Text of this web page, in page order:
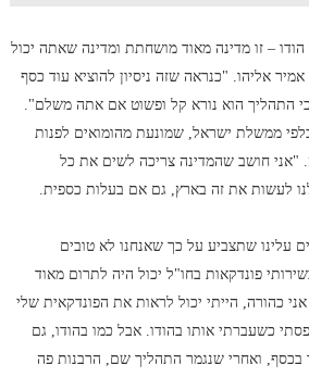
– זו מדינה מאוד מושחתת ומדינה שאתה יכול
אליהו. "כנראה שזה ניסיון להוציא עוד כסף
התהליך הוא נורא קל ופשוט אם אתה משלם".
ממשלת ישראל, שמונעת מהומואים לפנות
"אני חושב שהמדינה צריכה לשים את כל
לעשות את זה בארץ, גם אם בעלות כספית.
עלינו שתצביע על כך שאנחנו לא טובים
פונדקאות בחו"ל יכול היה לתרום מאוד
כהורה, הייתי יכול לראות את הפונדקאית שלי
כשעברתי אותו בהודו. אבל כמו בהודו, גם
בכסף, ואחרי שנגמר התהליך שם, הרבנות פה